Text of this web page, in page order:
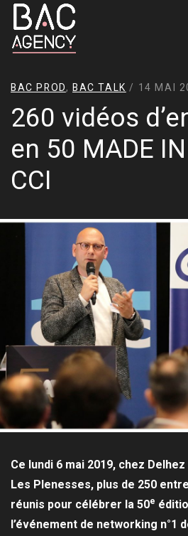
BAC PROD, BAC TALK / 14 MAI
260 vidéos
en 50 MADE
CCI
Ce lundi 6 mai 2019, chez
Les Plenesses, plus de 250
réunis pour célébrer la 50e
l’événement de networking n°1